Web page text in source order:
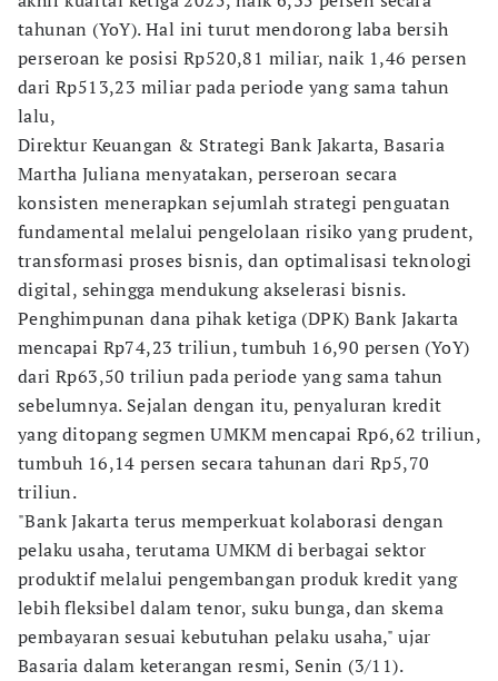
tahunan (YoY). Hal ini turut mendorong laba bersih
perseroan ke posisi Rp520,81 miliar, naik 1,46 persen
dari Rp513,23 miliar pada periode yang sama tahun
lalu,
Direktur Keuangan & Strategi Bank Jakarta, Basaria
Martha Juliana menyatakan, perseroan secara
konsisten menerapkan sejumlah strategi penguatan
fundamental melalui pengelolaan risiko yang prudent,
transformasi proses bisnis, dan optimalisasi teknologi
digital, sehingga mendukung akselerasi bisnis.
Penghimpunan dana pihak ketiga (DPK) Bank Jakarta
mencapai Rp74,23 triliun, tumbuh 16,90 persen (YoY)
dari Rp63,50 triliun pada periode yang sama tahun
sebelumnya. Sejalan dengan itu, penyaluran kredit
yang ditopang segmen UMKM mencapai Rp6,62 triliun,
tumbuh 16,14 persen secara tahunan dari Rp5,70
triliun.
"Bank Jakarta terus memperkuat kolaborasi dengan
pelaku usaha, terutama UMKM di berbagai sektor
produktif melalui pengembangan produk kredit yang
lebih fleksibel dalam tenor, suku bunga, dan skema
pembayaran sesuai kebutuhan pelaku usaha," ujar
Basaria dalam keterangan resmi, Senin (3/11).